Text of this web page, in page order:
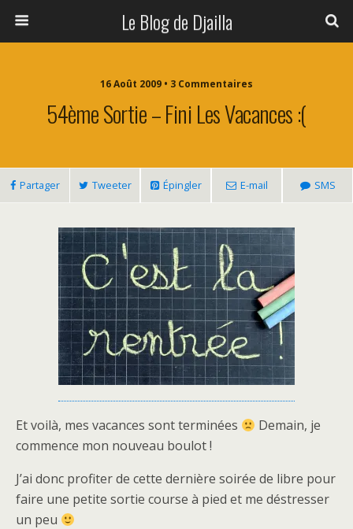
Le Blog de Djailla
16 Août 2009 • 3 Commentaires
54ème Sortie – Fini Les Vacances :(
Partager Tweeter Épingler E-mail SMS
Et voilà, mes vacances sont terminées
Demain, je
commence mon nouveau boulot !
J’ai donc profiter de cette dernière soirée de libre pour
faire une petite sortie course à pied et me déstresser
un peu